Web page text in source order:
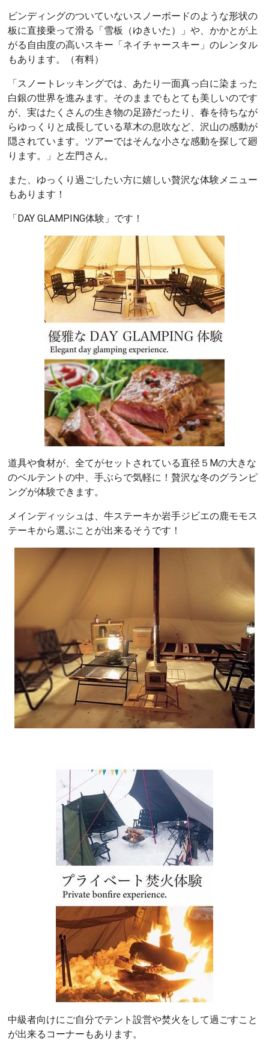
ビンディングのついていないスノーボードのような形状の
板に直接乗って滑る「雪板（ゆきいた）」や、かかとが上
がる自由度の高いスキー「ネイチャースキー」のレンタル
もあります。（有料）
「スノートレッキングでは、あたり一面真っ白に染まった
白銀の世界を進みます。そのままでもとても美しいのです
が、実はたくさんの生き物の足跡だったり、春を待ちなが
らゆっくりと成長している草木の息吹など、沢山の感動が
隠されています。ツアーではそんな小さな感動を探して廻
ります。」と左門さん。
また、ゆっくり過ごしたい方に嬉しい贅沢な体験メニュー
もあります！
「DAY GLAMPING体験」です！
道具や食材が、全てがセットされている直径５Mの大きな
のベルテントの中、手ぶらで気軽に！贅沢な冬のグランピ
ングが体験できます。
メインディッシュは、牛ステーキか岩手ジビエの鹿モモス
テーキから選ぶことが出来るそうです！
中級者向けにご自分でテント設営や焚火をして過ごすこと
が出来るコーナーもあります。